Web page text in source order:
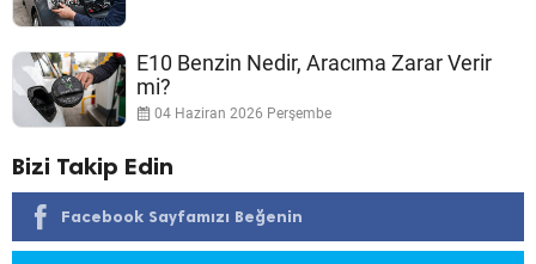
E10 Benzin Nedir, Aracıma Zarar Verir
mi?
04 Haziran 2026 Perşembe
Bizi Takip Edin
Facebook Sayfamızı Beğenin